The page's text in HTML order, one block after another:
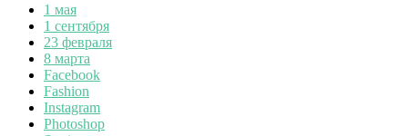
1 мая
1 сентября
23 февраля
8 марта
Facebook
Fashion
Instagram
Photoshop